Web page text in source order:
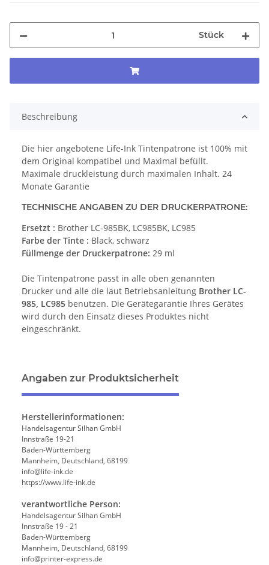
Stück
Beschreibung
Die hier angebotene Life-Ink Tintenpatrone ist 100% mit
dem Original kompatibel und Maximal befüllt.
Maximale druckleistung durch maximalen Inhalt. 24
Monate Garantie
TECHNISCHE ANGABEN ZU DER DRUCKERPATRONE:
Ersetzt : Brother LC-985BK, LC985BK, LC985
Farbe der Tinte : Black, schwarz
Füllmenge der Druckerpatrone: 29 ml
Die Tintenpatrone passt in alle oben genannten
Drucker und alle die laut Betriebsanleitung Brother LC-
985, LC985 benutzen. Die Gerätegarantie Ihres Gerätes
wird durch den Einsatz dieses Produktes nicht
eingeschränkt.
Angaben zur Produktsicherheit
Herstellerinformationen:
Handelsagentur Silhan GmbH
Innstraße 19-21
Baden-Württemberg
Mannheim, Deutschland, 68199
info@life-ink.de
https://www.life-ink.de
verantwortliche Person:
Handelsagentur Silhan GmbH
Innstraße 19 - 21
Baden-Württemberg
Mannheim, Deutschland, 68199
info@printer-express.de